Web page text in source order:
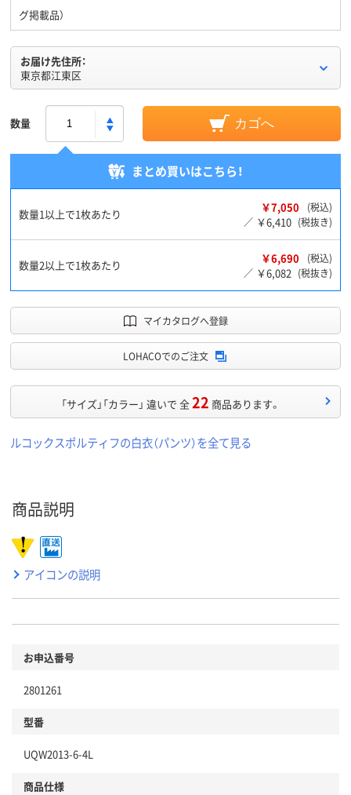
グ掲載品）
お届け先住所：
東京都江東区
数量 カゴへ
まとめ買いはこちら！
数量1以上で1枚あたり ￥7,050
(税込)
／ ￥6,410 (税抜き)
数量2以上で1枚あたり ￥6,690
(税込)
／ ￥6,082 (税抜き)
マイカタログへ登録
LOHACOでのご注文
「サイズ」「カラー」 違いで 全22 商品あります。
ルコックスポルティフの白衣（パンツ）を全て見る
商品説明
アイコンの説明
お申込番号
2801261
型番
UQW2013-6-4L
商品仕様